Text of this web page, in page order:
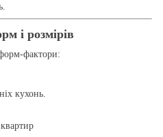
і розмірів
фактори:
кухонь.